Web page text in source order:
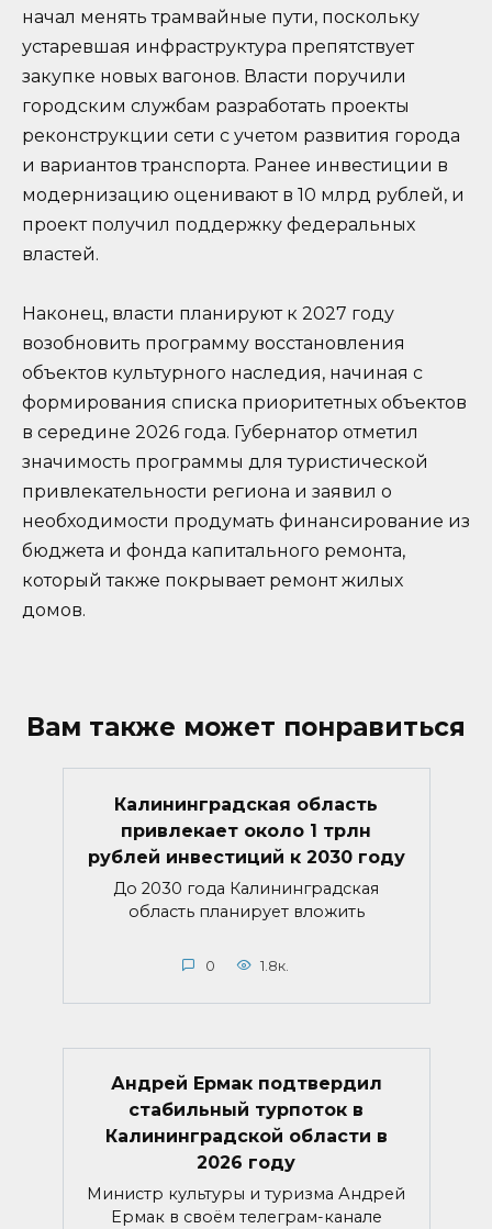
начал менять трамвайные пути, поскольку
устаревшая инфраструктура препятствует
закупке новых вагонов. Власти поручили
городским службам разработать проекты
реконструкции сети с учетом развития города
и вариантов транспорта. Ранее инвестиции в
модернизацию оценивают в 10 млрд рублей, и
проект получил поддержку федеральных
властей.
Наконец, власти планируют к 2027 году
возобновить программу восстановления
объектов культурного наследия, начиная с
формирования списка приоритетных объектов
в середине 2026 года. Губернатор отметил
значимость программы для туристической
привлекательности региона и заявил о
необходимости продумать финансирование из
бюджета и фонда капитального ремонта,
который также покрывает ремонт жилых
домов.
Вам также может понравиться
Калининградская область
привлекает около 1 трлн
рублей инвестиций к 2030 году
До 2030 года Калининградская
область планирует вложить
0 1.8к.
Андрей Ермак подтвердил
стабильный турпоток в
Калининградской области в
2026 году
Министр культуры и туризма Андрей
Ермак в своём телеграм-канале